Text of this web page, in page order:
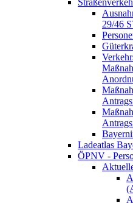
29/46
Ladeatlas
ÖPNV -